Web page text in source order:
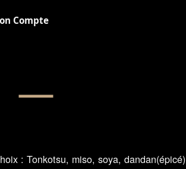
Compte
—
: Tonkotsu, miso, soya, dandan(épicé)